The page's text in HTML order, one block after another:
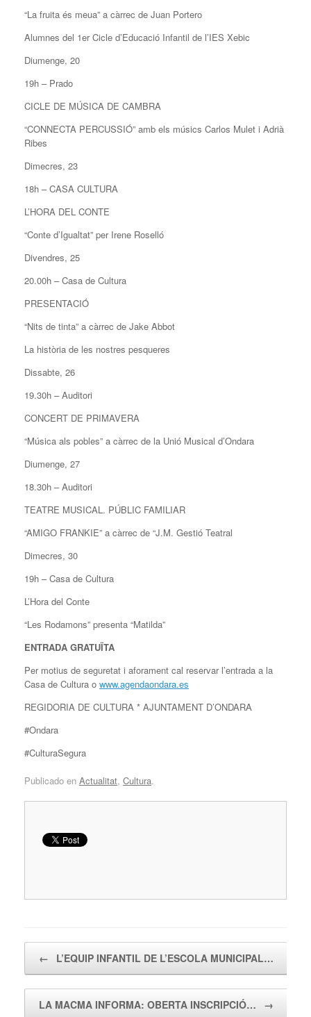
“La fruita és meua” a càrrec de Juan Portero
Alumnes del 1er Cicle d’Educació Infantil de l’IES Xebic
Diumenge, 20
19h – Prado
CICLE DE MÚSICA DE CAMBRA
“CONNECTA PERCUSSIÓ” amb els músics Carlos Mulet i Adrià
Ribes
Dimecres, 23
18h – CASA CULTURA
L’HORA DEL CONTE
“Conte d’Igualtat” per Irene Roselló
Divendres, 25
20.00h – Casa de Cultura
PRESENTACIÓ
“Nits de tinta” a càrrec de Jake Abbot
La història de les nostres pesqueres
Dissabte, 26
19.30h – Auditori
CONCERT DE PRIMAVERA
“Música als pobles” a càrrec de la Unió Musical d’Ondara
Diumenge, 27
18.30h – Auditori
TEATRE MUSICAL. PÚBLIC FAMILIAR
“AMIGO FRANKIE” a càrrec de “J.M. Gestió Teatral
Dimecres, 30
19h – Casa de Cultura
L’Hora del Conte
“Les Rodamons” presenta “Matilda”
ENTRADA GRATUÏTA
Per motius de seguretat i aforament cal reservar l’entrada a la
Casa de Cultura o www.agendaondara.es
REGIDORIA DE CULTURA * AJUNTAMENT D’ONDARA
#Ondara
#CulturaSegura
Publicado en Actualitat, Cultura.
← L’EQUIP INFANTIL DE L’ESCOLA MUNICIPAL…
LA MACMA INFORMA: OBERTA INSCRIPCIÓ… →